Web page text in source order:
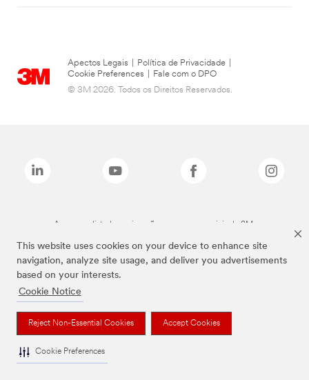
This website uses cookies on your device to enhance site
navigation, analyze site usage, and deliver you advertisements
based on your interests.
Cookie Notice
Reject Non-Essential Cookies Accept Cookies
Cookie Preferences
Apectos Legais Política de Privacidade
Cookie Preferences
Fale com o DPO
© 3M 2026. Todos os Direitos Reservados.
As marcas listadas a cima são marcas comerciais da 3M.